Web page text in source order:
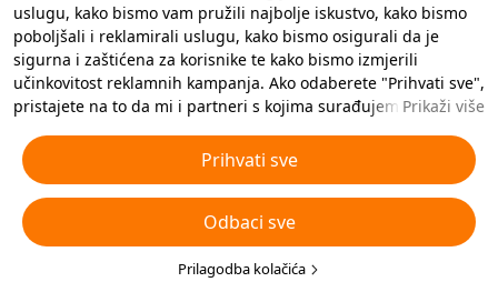
uslugu, kako bismo vam pružili najbolje iskustvo, kako bismo
poboljšali i reklamirali uslugu, kako bismo osigurali da je
sigurna i zaštićena za korisnike te kako bismo izmjerili
učinkovitost reklamnih kampanja. Ako odaberete "Prihvati sve",
pristajete na to da mi i partneri s kojima surađujemo
oglašavanja. Također možete 'Odbiti sve' nebitne kolačiće ili
odabrati koje vrste kolačića želite prihvatiti ili onemogućiti
klikom na 'Prilagodi kolačiće' ispod ili u bilo kojem trenutku u
svojim postavkama privatnosti. Za više pojedinosti pogledajte
našaPravila o kolačićima i sličnim tehnologijama.
Prikaži više
Prihvati sve
Odbaci sve
Prilagodba kolačića